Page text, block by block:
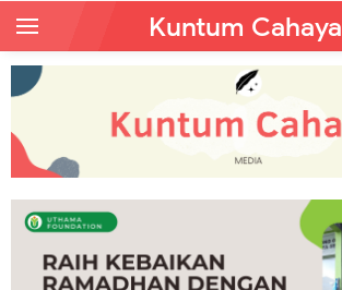
Kuntum Cahaya